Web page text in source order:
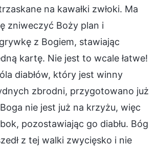
na kawałki zwłoki. Ma
zniweczyć Boży plan i
z Bogiem, stawiając
kartę. Nie jest to wcale łatwe!
diabłów, który jest winny
zbrodni, przygotowano już
nie jest już na krzyżu, więc
pozostawiając go diabłu. Bóg
z tej walki zwycięsko i nie